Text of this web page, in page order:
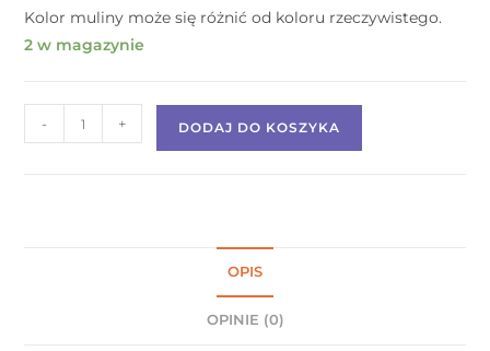
Kolor muliny może się różnić od koloru rzeczywistego.
2 w magazynie
- + DODAJ DO KOSZYKA
OPIS
OPINIE (0)